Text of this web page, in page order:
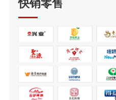
快销零售